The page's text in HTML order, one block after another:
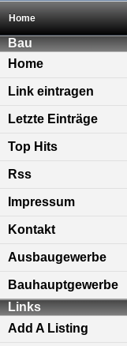
Home
Bau
Home
Link eintragen
Letzte Einträge
Top Hits
Rss
Impressum
Kontakt
Ausbaugewerbe
Bauhauptgewerbe
Links
Add A Listing